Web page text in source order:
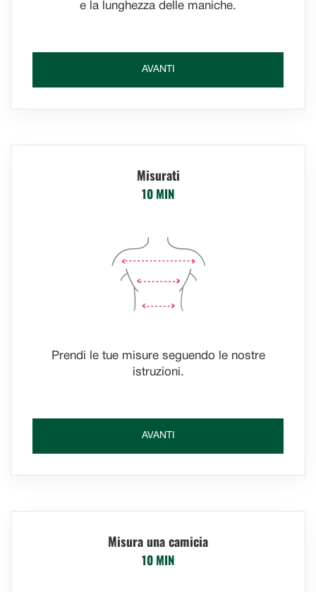
e la lunghezza delle maniche.
AVANTI
Misurati
10 MIN
Prendi le tue misure seguendo le nostre
istruzioni.
AVANTI
Misura una camicia
10 MIN